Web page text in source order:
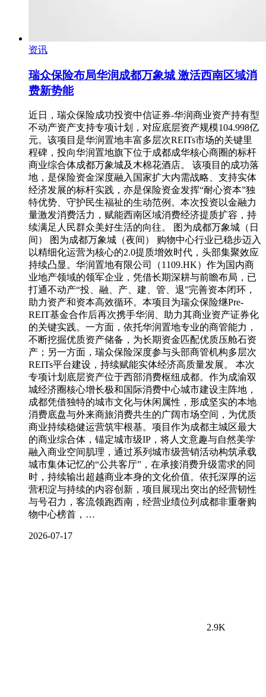
资讯
瑞众保险布局华润成都万象城 激活西南区域消
费新势能
近日，瑞众保险成功投资中信证券-华润商业资产持有型
不动产资产支持专项计划，对应底层资产规模104.998亿
元。该项目是华润置地丰富多层次REITs市场的关键里
程碑，投向华润置地旗下位于成都成华核心商圈的标杆
商业综合体成都万象城及木棉花酒店。 该项目的成功落
地，是保险资金深度融入国家扩大内需战略、支持实体
经济发展的标杆实践，亦是保险资金发挥“耐心资本”独
特优势、守护民生福祉的生动范例。本次投资以金融力
量激发消费活力，赋能西南区域消费经济提质扩容，持
续满足人民群众美好生活的向往。 图为成都万象城（日
间） 图为成都万象城（夜间） 购物中心行业已稳步迈入
以精细化运营为核心的2.0提质增效时代，头部集聚效应
持续凸显。华润置地有限公司（1109.HK）作为国内商
业地产领域的领军企业，凭借长期深耕与前瞻布局，已
打通不动产“投、融、产、建、管、退”完善资本闭环，
助力资产和资本高效循环。本项目为瑞众保险继Pre-
REIT基金合作后再次携手华润、助力其商业资产证券化
的关键实践。一方面，依托华润置地专业的商管能力，
不断挖掘优质资产储备，为长期资金匹配优质压舱石资
产；另一方面，瑞众保险深度参与头部商管机构多层次
REITs平台建设，持续赋能实体经济高质量发展。 本次
专项计划底层资产位于西部消费枢纽成都。作为成渝双
城经济圈核心增长极和国际消费中心城市建设主阵地，
成都凭借独特的城市文化与休闲属性，形成坚实的本地
消费底盘与外来商旅消费共生的广阔市场空间，为优质
商业持续稳健运营筑牢根基。项目作为成都主城区最大
的商业综合体，锚定城市级IP，将人文意趣与自然美学
融入商业空间肌理，通过系列城市级营销活动构筑承载
城市集体记忆的“公共客厅”，在承接消费升级需求的同
时，持续输出超越商业本身的文化价值。依托深厚的运
营积淀与持续的内容创新，项目展现出突出的经营韧性
与号召力，客流领跑西南，经营业绩位列成都非重奢购
物中心榜首，…
2026-07-17
2.9K